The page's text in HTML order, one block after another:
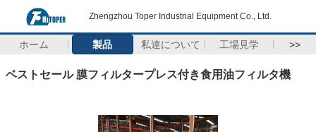
Zhengzhou Toper Industrial Equipment Co., Ltd.
ホーム 製品 私達について 工場見学 >>
ベストセール 膜フィルタープレス付き食用油フィルタ機